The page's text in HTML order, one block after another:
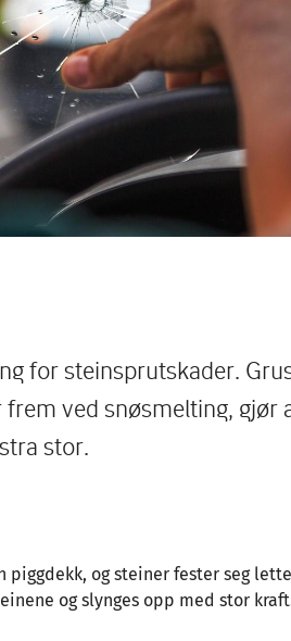
for steinsprutskader.
ved snøsmelting, gjør
stor.
piggdekk, og steiner fester seg
og slynges opp med stor